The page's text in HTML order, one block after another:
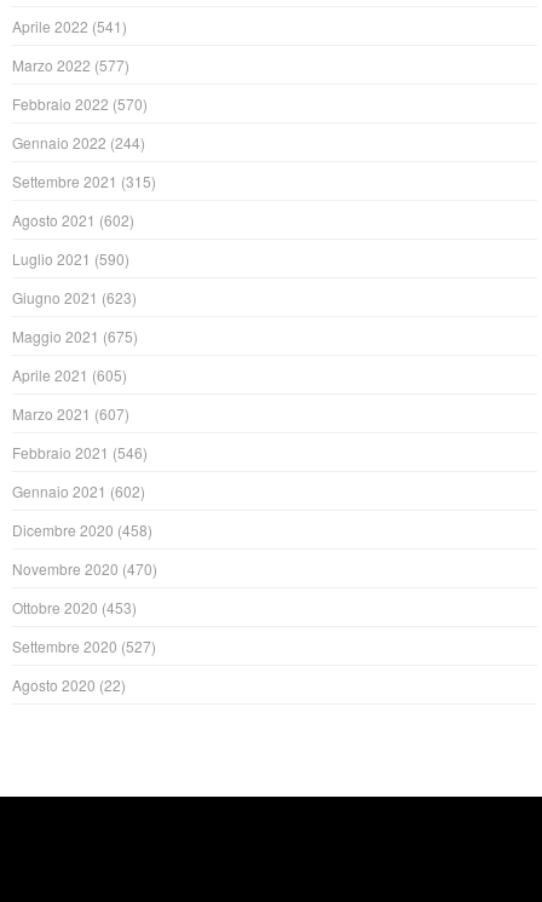
Aprile 2022 (541)
Marzo 2022 (577)
Febbraio 2022 (570)
Gennaio 2022 (244)
Settembre 2021 (315)
Agosto 2021 (602)
Luglio 2021 (590)
Giugno 2021 (623)
Maggio 2021 (675)
Aprile 2021 (605)
Marzo 2021 (607)
Febbraio 2021 (546)
Gennaio 2021 (602)
Dicembre 2020 (458)
Novembre 2020 (470)
Ottobre 2020 (453)
Settembre 2020 (527)
Agosto 2020 (22)